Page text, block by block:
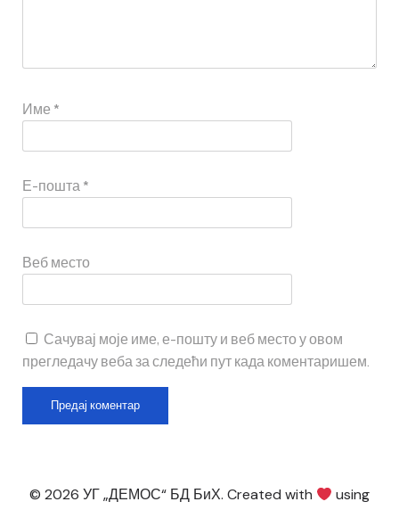
Име *
Е-пошта *
Веб место
Сачувај моје име, е-пошту и веб место у овом
прегледачу веба за следећи пут када коментаришем.
© 2026 УГ „ДЕМОС“ БД БиХ. Created with
using